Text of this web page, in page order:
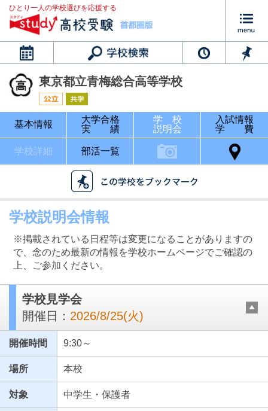
ひとり一人の学校選びを応援する
カレンダー
最近見た学校
東京都立青梅総合高等学校
基本情報
大学合格
実 績
学 校
説明会
入試情報
学 費
学校詳細 部活一覧
学校説明会情報
※掲載されている日程等は変更になることがありますの
で、念のため最新の情報を学校ホームページでご確認の
上、ご参加ください。
学校見学会
開催日： 2026/8/25(火)
開催時間 9:30～
場所 本校
対象 中学生・保護者